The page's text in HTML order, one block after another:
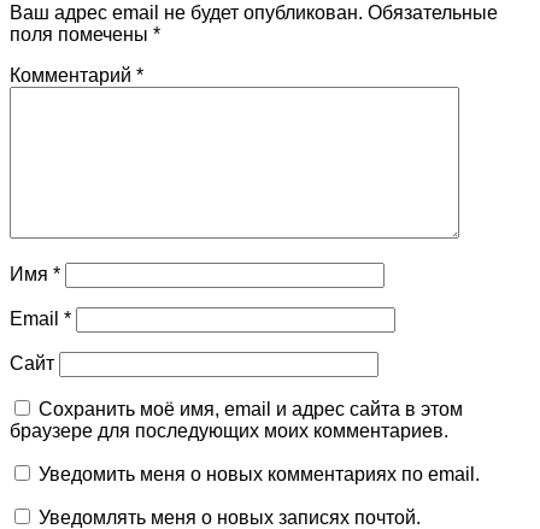
Ваш адрес email не будет опубликован. Обязательные
поля помечены *
Комментарий *
Имя *
Email *
Сайт
Сохранить моё имя, email и адрес сайта в этом
браузере для последующих моих комментариев.
Уведомить меня о новых комментариях по email.
Уведомлять меня о новых записях почтой.